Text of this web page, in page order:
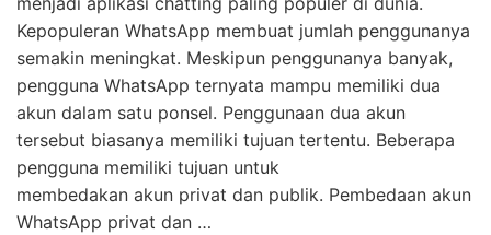
Kepopuleran WhatsApp membuat jumlah penggunanya
semakin meningkat. Meskipun penggunanya banyak,
pengguna WhatsApp ternyata mampu memiliki dua
akun dalam satu ponsel. Penggunaan dua akun
tersebut biasanya memiliki tujuan tertentu. Beberapa
pengguna memiliki tujuan untuk
membedakan akun privat dan publik. Pembedaan akun
WhatsApp privat dan …